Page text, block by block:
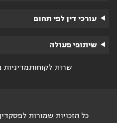
עורכי דין לפי תחום
שיתופי פעולה
שרות לקוחותמדיניות
כל הזכויות שמורות